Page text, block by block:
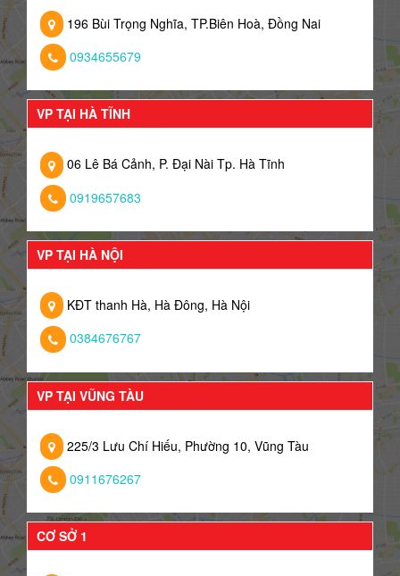
196 Bùi Trọng Nghĩa, TP.Biên Hoà, Đồng Nai
0934655679
VP TẠI HÀ TĨNH
06 Lê Bá Cảnh, P. Đại Nài Tp. Hà Tĩnh
0919657683
VP TẠI HÀ NỘI
KĐT thanh Hà, Hà Đông, Hà Nội
0384676767
VP TẠI VŨNG TÀU
225/3 Lưu Chí Hiếu, Phường 10, Vũng Tàu
0911676267
CƠ SỞ 1